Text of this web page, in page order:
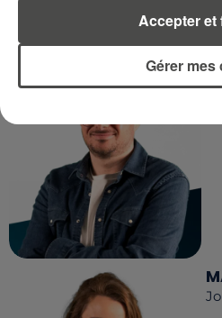
Gérer mes
Accepter et